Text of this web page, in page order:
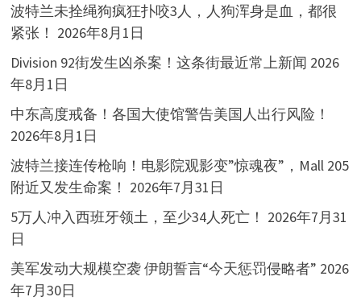
波特兰未拴绳狗疯狂扑咬3人，人狗浑身是血，都很
紧张！ 2026年8月1日
Division 92街发生凶杀案！这条街最近常上新闻 2026
年8月1日
中东高度戒备！各国大使馆警告美国人出行风险！
2026年8月1日
波特兰接连传枪响！电影院观影变”惊魂夜”，Mall 205
附近又发生命案！ 2026年7月31日
5万人冲入西班牙领土，至少34人死亡！ 2026年7月31
日
美军发动大规模空袭 伊朗誓言“今天惩罚侵略者” 2026
年7月30日